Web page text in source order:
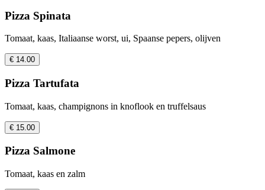
Pizza Spinata
Tomaat, kaas, Italiaanse worst, ui, Spaanse pepers, olijven
€ 14.00
Pizza Tartufata
Tomaat, kaas, champignons in knoflook en truffelsaus
€ 15.00
Pizza Salmone
Tomaat, kaas en zalm